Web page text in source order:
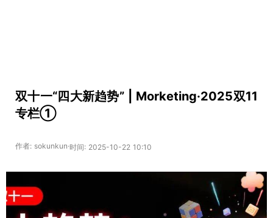
双十一“四大新趋势” | Morketing·2025双11
专栏①
作者: sokunkun·时间: 2025-10-22 10:10